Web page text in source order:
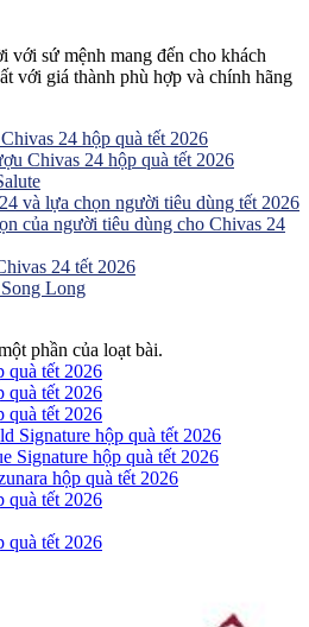
với sứ mệnh mang đến cho khách
với giá thành phù hợp và chính hãng
24 hộp quà tết 2026
Chivas 24 hộp quà tết 2026
và lựa chọn người tiêu dùng tết 2026
của người tiêu dùng cho Chivas 24
24 tết 2026
Long
phần của loạt bài.
quà tết 2026
quà tết 2026
quà tết 2026
Signature hộp quà tết 2026
Signature hộp quà tết 2026
hộp quà tết 2026
quà tết 2026
quà tết 2026